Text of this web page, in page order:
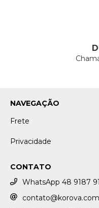
NAVEGAÇÃO
Frete
Privacidade
CONTATO
WhatsApp 48 9187